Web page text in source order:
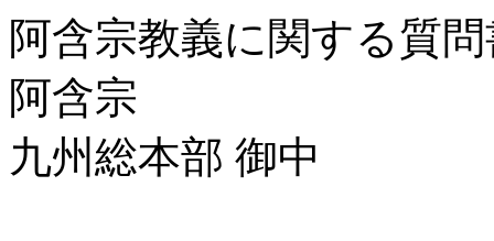
阿含宗教義に関する質
阿含宗
九州総本部 御中